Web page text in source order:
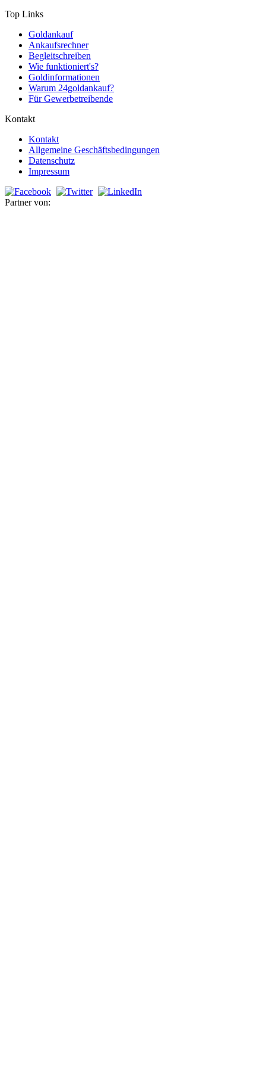
Top Links
Goldankauf
Ankaufsrechner
Begleitschreiben
Wie funktioniert's?
Goldinformationen
Warum 24goldankauf?
Für Gewerbetreibende
Kontakt
Kontakt
Allgemeine Geschäftsbedingungen
Datenschutz
Impressum
Partner von: